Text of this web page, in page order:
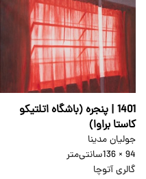
1401 | پنجره (باشگاه اتلتیکو
کاستا براوا)
جولیان مدینا
94 × 136
سانتی‌متر
گالری آتوچا